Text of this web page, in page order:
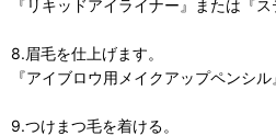
『リキッドアイライナー』または『ス
8.眉毛を仕上げます。
『アイブロウ用メイクアップペンシル
9.つけまつ毛を着ける。